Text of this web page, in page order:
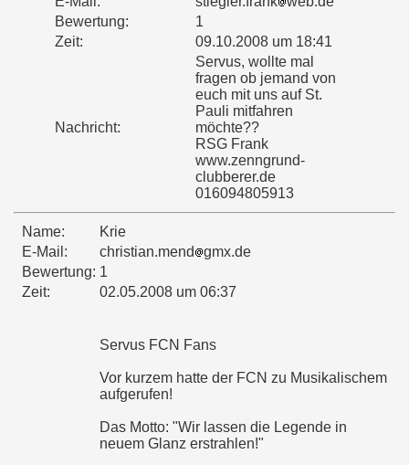
Bewertung:
1
Zeit:
09.10.2008 um 18:41
Nachricht:
Servus, wollte mal
fragen ob jemand von
euch mit uns auf St.
Pauli mitfahren
möchte??
RSG Frank
www.zenngrund-
clubberer.de
016094805913
Name:
Krie
E-Mail:
christian.mend
gmx.de
Bewertung: 1
Zeit:
02.05.2008 um 06:37
Servus FCN Fans
Vor kurzem hatte der FCN zu Musikalischem
aufgerufen!
Das Motto: "Wir lassen die Legende in
neuem Glanz erstrahlen!"